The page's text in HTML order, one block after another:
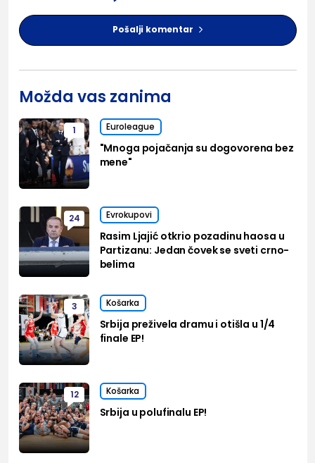
Pošalji komentar
Možda vas zanima
1 Euroleague
"Mnoga pojačanja su dogovorena bez
mene"
24 Evrokupovi
Rasim Ljajić otkrio pozadinu haosa u
Partizanu: Jedan čovek se sveti crno-
belima
3 Košarka
Srbija preživela dramu i otišla u 1/4
finale EP!
12 Košarka
Srbija u polufinalu EP!